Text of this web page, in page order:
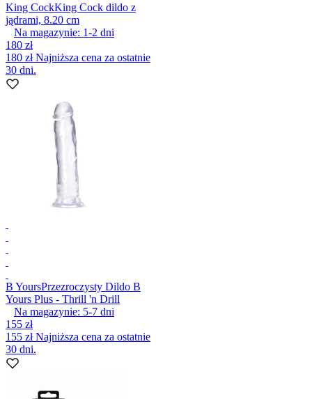
King CockKing Cock dildo z
jądrami, 8.20 cm
Na magazynie: 1-2 dni
180 zł
180 złNajniższa cena za ostatnie
30 dni.
B YoursPrzezroczysty Dildo B
Yours Plus - Thrill 'n Drill
Na magazynie: 5-7 dni
155 zł
155 złNajniższa cena za ostatnie
30 dni.